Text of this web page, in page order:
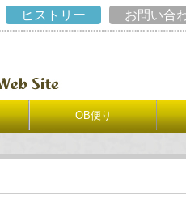
ヒストリー お問い合
OB便り